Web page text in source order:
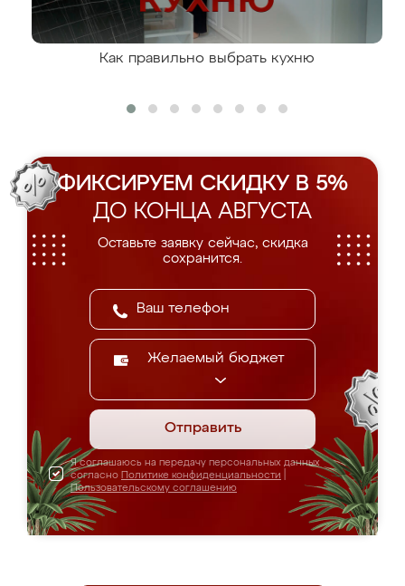
Как правильно выбрать кухню
ФИКСИРУЕМ СКИДКУ В 5%
ДО КОНЦА АВГУСТА
Оставьте заявку сейчас, скидка
сохранится.
Желаемый бюджет
Отправить
Я соглашаюсь на передачу персональных данных
согласно Политике конфиденциальности
Пользовательскому соглашению